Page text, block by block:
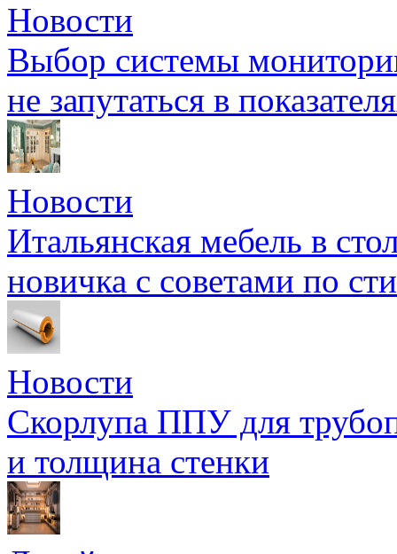
Новости
Выбор системы
не запутаться в
Новости
Итальянская мебель в
новичка с советами по
Новости
Скорлупа ППУ для
и толщина стенки